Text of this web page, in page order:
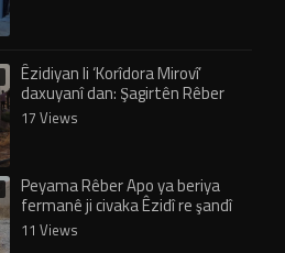
Êzidiyan li ‘Korîdora Mirovî’
daxuyanî dan: Şagirtên Rêber
Apo vê rêyê ji me re vekirin!
17 Views
Peyama Rêber Apo ya beriya
fermanê ji civaka Êzidî re şandî
eşkere bû!
11 Views